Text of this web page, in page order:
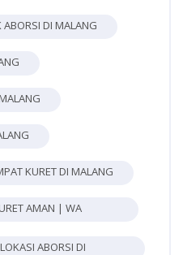
DI MALANG
KURET DI MALANG
AMAN | WA
ABORSI DI